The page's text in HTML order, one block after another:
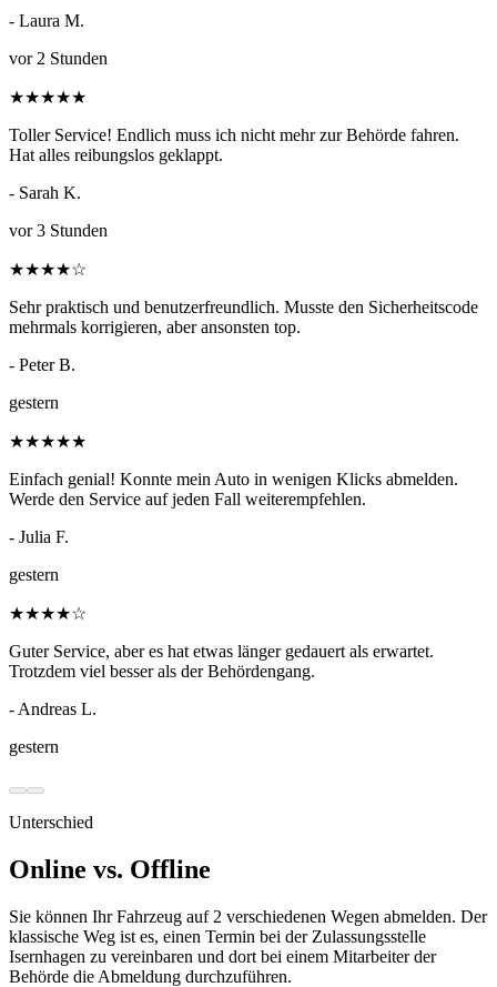
- Laura M.
vor 2 Stunden
★★★★★
Toller Service! Endlich muss ich nicht mehr zur Behörde fahren.
Hat alles reibungslos geklappt.
- Sarah K.
vor 3 Stunden
★★★★☆
Sehr praktisch und benutzerfreundlich. Musste den Sicherheitscode
mehrmals korrigieren, aber ansonsten top.
- Peter B.
gestern
★★★★★
Einfach genial! Konnte mein Auto in wenigen Klicks abmelden.
Werde den Service auf jeden Fall weiterempfehlen.
- Julia F.
gestern
★★★★☆
Guter Service, aber es hat etwas länger gedauert als erwartet.
Trotzdem viel besser als der Behördengang.
- Andreas L.
gestern
Unterschied
Online vs. Offline
Sie können Ihr Fahrzeug auf 2 verschiedenen Wegen abmelden. Der
klassische Weg ist es, einen Termin bei der Zulassungsstelle
Isernhagen zu vereinbaren und dort bei einem Mitarbeiter der
Behörde die Abmeldung durchzuführen.